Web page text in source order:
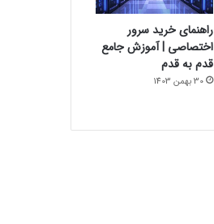
راهنمای خرید سرور
اختصاصی | آموزش جامع
قدم به قدم
30 بهمن 1403